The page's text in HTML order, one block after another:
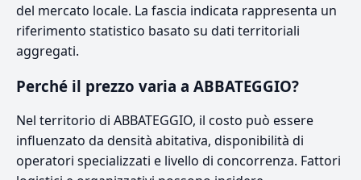
del mercato locale. La fascia indicata rappresenta un
riferimento statistico basato su dati territoriali
aggregati.
Perché il prezzo varia a ABBATEGGIO?
Nel territorio di ABBATEGGIO, il costo può essere
influenzato da densità abitativa, disponibilità di
operatori specializzati e livello di concorrenza. Fattori